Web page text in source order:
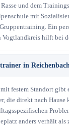
und dem
mit
Ein
Vogtlandkreis hilft bei
in
festem Standort gibt
die direkt nach Hause
anders verhält als